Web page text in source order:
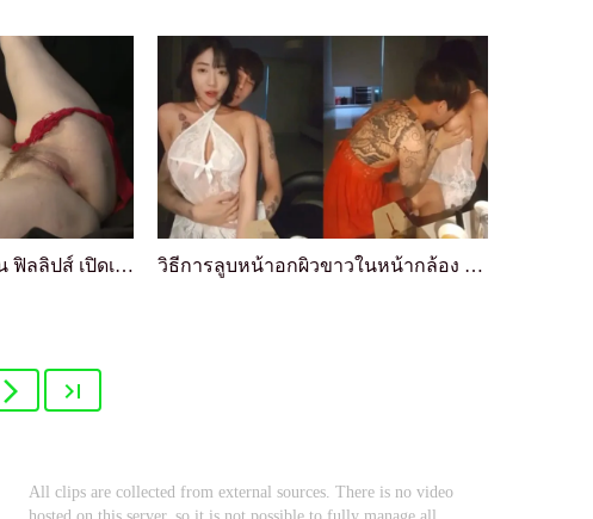
เอร็อตคิวทีวีลายฟ์ ลอเรน ฟิลลิปส์ เปิดเผยตัวเองอย... วิธีการลูบหน้าอกผิวขาวในหน้ากล้อง แล้วจิกนิสัยให้...
All clips are collected from external sources. There is no video